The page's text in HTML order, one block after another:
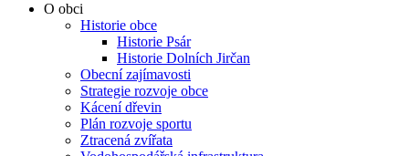
O obci
Historie obce
Historie Psár
Historie Dolních Jirčan
Obecní zajímavosti
Strategie rozvoje obce
Kácení dřevin
Plán rozvoje sportu
Ztracená zvířata